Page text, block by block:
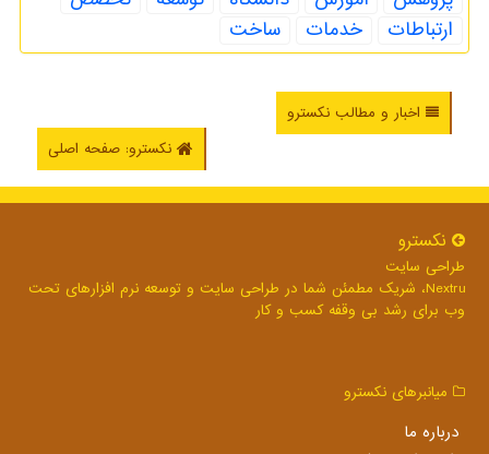
ارتباطات
خدمات ساخت
اخبار و مطالب نکسترو
نکسترو: صفحه اصلی
نكسترو
طراحی سایت
Nextru، شریک مطمئن شما در طراحی سایت و توسعه نرم افزارهای تحت
وب برای رشد بی وقفه کسب و کار
میانبرهای نكسترو
درباره ما